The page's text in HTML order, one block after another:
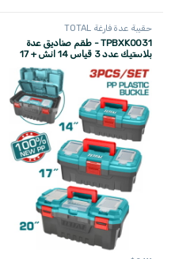
حقيبة عدة فارغة TOTAL
TPBXK0031 - طقم صناديق عدة
بلاستيك عدد 3 قياس 14 انش + 17
انش + 20 انش قفل بلاستيك ماركة
TOTAL